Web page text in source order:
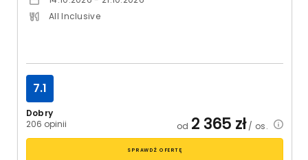
All Inclusive
Dobry
206 opinii
7.1
od 2 365 zł/ os.
SPRAWDŹ OFERTĘ